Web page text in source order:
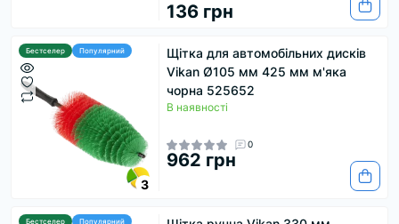
136 грн
Бестселер Популярний
3
Щітка для автомобільних дисків
Vikan Ø105 мм 425 мм м'яка
чорна 525652
В наявності
0
962 грн
Бестселер Популярний